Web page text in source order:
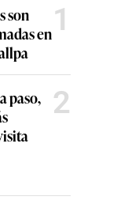
son
en1
paso,
2